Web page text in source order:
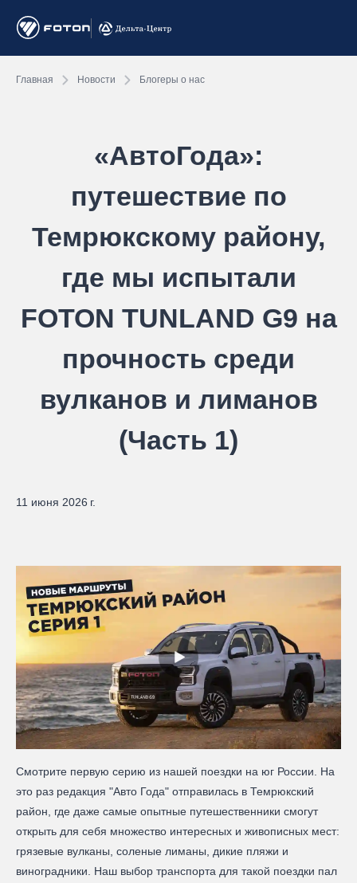
Главная Новости Блогеры о нас
«АвтоГода»:
путешествие по
Темрюкскому району,
где мы испытали
FOTON TUNLAND G9 на
прочность среди
вулканов и лиманов
(Часть 1)
11 июня 2026 г.
Смотрите первую серию из нашей поездки на юг России. На
это раз редакция "Авто Года" отправилась в Темрюкский
район, где даже самые опытные путешественники смогут
открыть для себя множество интересных и живописных мест:
грязевые вулканы, соленые лиманы, дикие пляжи и
виноградники. Наш выбор транспорта для такой поездки пал